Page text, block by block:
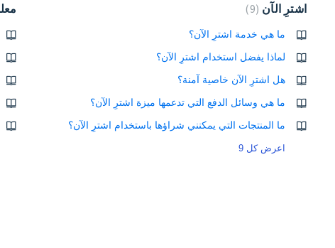
اشترِ الآن 9
ما هي خدمة اشترِ الآن؟
لماذا يفضل استخدام اشترِ الآن؟
هل اشترِ الآن خاصية آمنة؟
ما هي وسائل الدفع التي تدعمها ميزة اشترِ الآن؟
ما المنتجات التي يمكنني شراؤها باستخدام اشترِ الآن؟
اعرض كل 9